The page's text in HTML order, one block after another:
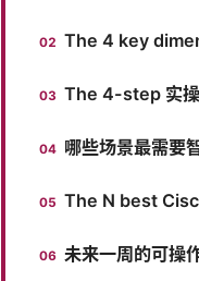
The 4 key
The 4-step 实
哪些场景最需要
The N best
未来一周的可操